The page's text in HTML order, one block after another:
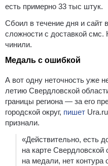
есть примерно 33 тыс штук.
Сбоил в течение дня и сайт
сложности с доставкой смс.
чинили.
Медаль с ошибкой
А вот одну неточность уже
летию Свердловской
границы региона — за его
городской округ, пишет
признали.
«Действительно, есть
на карте Свердловской
на медали, нет контура